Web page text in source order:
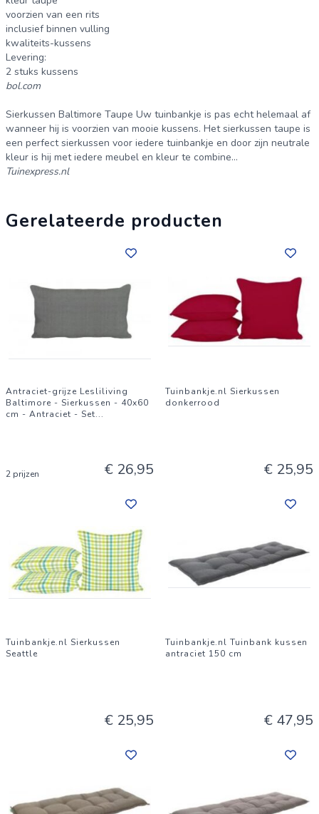
voorzien van een rits
inclusief binnen vulling
kwaliteits-kussens
Levering:
2 stuks kussens
bol.com
Sierkussen Baltimore Taupe Uw tuinbankje is pas echt helemaal af
wanneer hij is voorzien van mooie kussens. Het sierkussen taupe is
een perfect sierkussen voor iedere tuinbankje en door zijn neutrale
kleur is hij met iedere meubel en kleur te combine...
Tuinexpress.nl
Gerelateerde producten
Antraciet-grijze Lesliliving
Baltimore - Sierkussen - 40x60
cm - Antraciet - Set...
2 prijzen € 26,95
Tuinbankje.nl Sierkussen
donkerrood
€ 25,95
Tuinbankje.nl Sierkussen
Seattle
€ 25,95
Tuinbankje.nl Tuinbank kussen
antraciet 150 cm
€ 47,95